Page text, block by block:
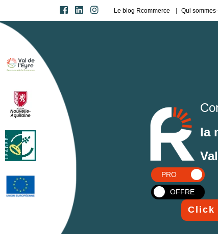
Le blog Rcommerce Qui
la
PRO
OFFRE
Click